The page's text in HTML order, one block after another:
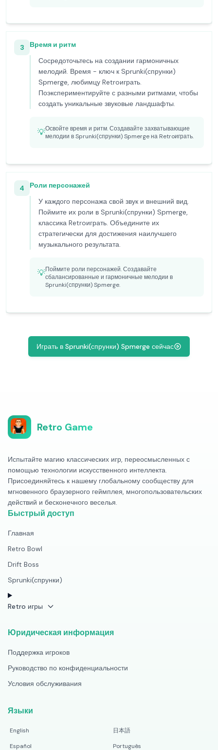
3
Время и ритм
Сосредоточьтесь на создании гармоничных
мелодий. Время - ключ к Sprunki(спрунки)
Spmerge, любимцу Retroиграть.
Поэкспериментируйте с разными ритмами, чтобы
создать уникальные звуковые ландшафты.
💡Освойте время и ритм. Создавайте захватывающие
мелодии в Sprunki(спрунки) Spmerge на Retroиграть.
4
Роли персонажей
У каждого персонажа свой звук и внешний вид.
Поймите их роли в Sprunki(спрунки) Spmerge,
классика Retroиграть. Объедините их
стратегически для достижения наилучшего
музыкального результата.
💡Поймите роли персонажей. Создавайте
сбалансированные и гармоничные мелодии в
Sprunki(спрунки) Spmerge.
Играть в Sprunki(спрунки) Spmerge сейчас
Retro Game
Испытайте магию классических игр, переосмысленных с
помощью технологии искусственного интеллекта.
Присоединяйтесь к нашему глобальному сообществу для
мгновенного браузерного геймплея, многопользовательских
действий и бесконечного веселья.
Быстрый доступ
Главная
Retro Bowl
Drift Boss
Sprunki(спрунки)
Retro игры
Юридическая информация
Поддержка игроков
Руководство по конфиденциальности
Условия обслуживания
Языки
English
日本語
Español
Português